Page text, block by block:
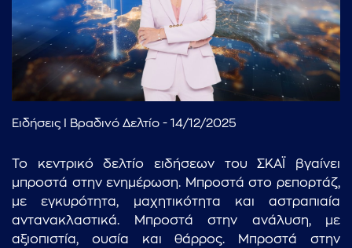
Ειδήσεις I Βραδινό Δελτίο - 14/12/2025
Το κεντρικό δελτίο ειδήσεων του ΣΚΑΪ βγαίνει
μπροστά στην ενημέρωση. Μπροστά στο ρεπορτάζ,
με εγκυρότητα, μαχητικότητα και αστραπιαία
αντανακλαστικά. Μπροστά στην ανάλυση, με
αξιοπιστία, ουσία και θάρρος. Μπροστά στην